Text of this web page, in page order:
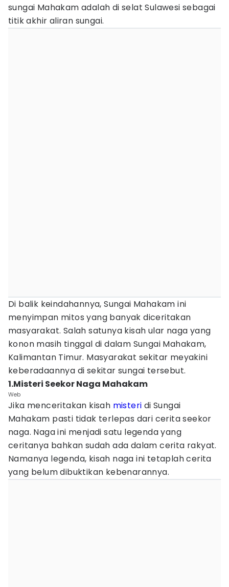
sungai Mahakam adalah di selat Sulawesi sebagai
titik akhir aliran sungai.
Di balik keindahannya, Sungai Mahakam ini
menyimpan mitos yang banyak diceritakan
masyarakat. Salah satunya kisah ular naga yang
konon masih tinggal di dalam Sungai Mahakam,
Kalimantan Timur. Masyarakat sekitar meyakini
keberadaannya di sekitar sungai tersebut.
1.Misteri Seekor Naga Mahakam
Web
Jika menceritakan kisah misteri di Sungai
Mahakam pasti tidak terlepas dari cerita seekor
naga. Naga ini menjadi satu legenda yang
ceritanya bahkan sudah ada dalam cerita rakyat.
Namanya legenda, kisah naga ini tetaplah cerita
yang belum dibuktikan kebenarannya.